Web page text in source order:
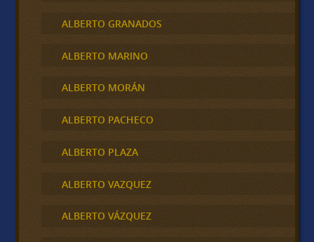
ALBERTO GRANADOS
ALBERTO MARINO
ALBERTO MORÁN
ALBERTO PACHECO
ALBERTO PLAZA
ALBERTO VAZQUEZ
ALBERTO VÁZQUEZ